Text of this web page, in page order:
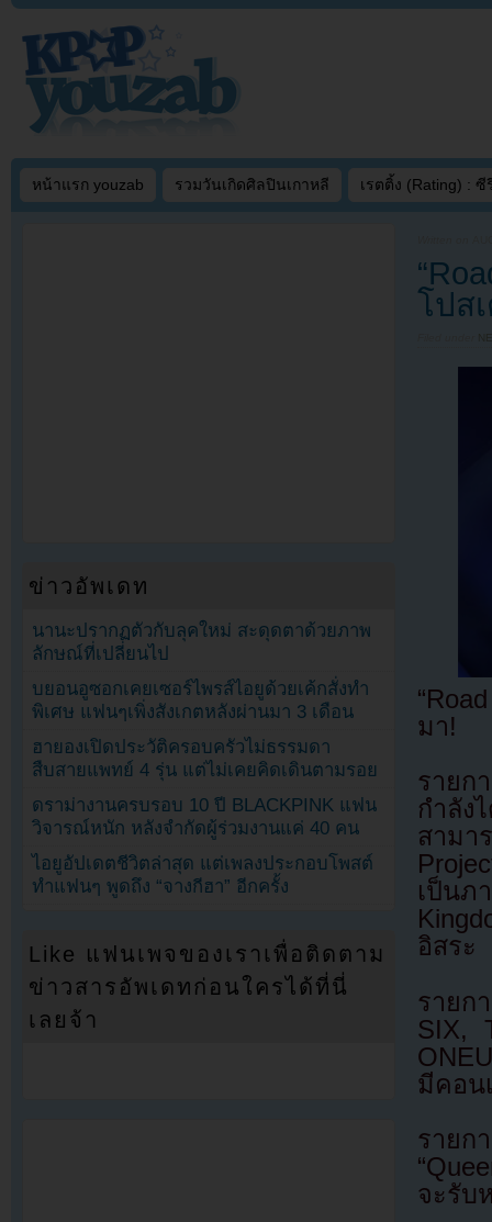
หน้าแรก youzab รวมวันเกิดศิลปินเกาหลี เรตติ้ง (Rating) : ซี
โปส
มา!
รายก
กำลัง
สามา
เป็น
อิสระ
รายก
SIX,
มีคอน
ราย
จะรับ
ข่าวอัพเดท
นานะปรากฏตัวกับลุคใหม่ สะดุดตาด้วยภาพ
ลักษณ์ที่เปลี่ยนไป
บยอนอูซอกเคยเซอร์ไพรส์ไอยูด้วยเค้กสั่งทำ
พิเศษ แฟนๆเพิ่งสังเกตหลังผ่านมา 3 เดือน
ฮายองเปิดประวัติครอบครัวไม่ธรรมดา
สืบสายแพทย์ 4 รุ่น แต่ไม่เคยคิดเดินตามรอย
ดราม่างานครบรอบ 10 ปี BLACKPINK แฟน
วิจารณ์หนัก หลังจำกัดผู้ร่วมงานแค่ 40 คน
ไอยูอัปเดตชีวิตล่าสุด แต่เพลงประกอบโพสต์
ทำแฟนๆ พูดถึง “จางกีฮา” อีกครั้ง
Like แฟนเพจของเราเพื่อติดตาม
ข่าวสารอัพเดทก่อนใครได้ที่นี่
เลยจ้า